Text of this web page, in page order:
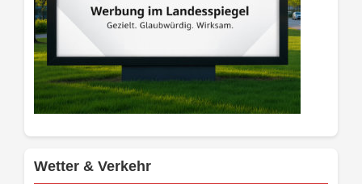
Wetter & Verkehr